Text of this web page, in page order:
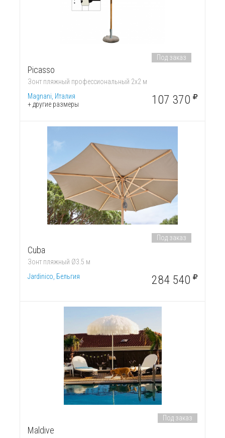
Picasso
Зонт пляжный профессиональный 2х2 м
Magnani, Италия
+ другие размеры
Под заказ
107 370
Cuba
Зонт пляжный Ø3.5 м
Jardinico, Бельгия
Под заказ
284 540
Maldive
Под заказ